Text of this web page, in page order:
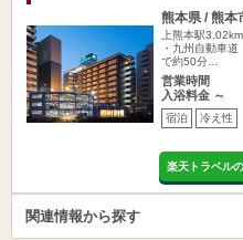
熊本県 / 熊本
上熊本駅3.02km
・九州自動車
で約50分…
営業時間
入浴料金 ～
宿泊 冷え性
楽天トラベル
関連情報から探す